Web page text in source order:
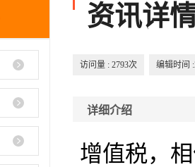
资讯详
访问量 : 2793次 编辑时间
详细介绍
增值税，